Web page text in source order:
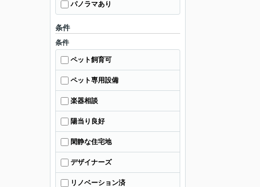
パノラマあり
条件
条件
ペット飼育可
ペット専用設備
楽器相談
陽当り良好
閑静な住宅地
デザイナーズ
リノベーション済